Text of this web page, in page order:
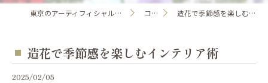
東京のアーティフィシャルフラワーならfullr コラム 造花で季節感を楽しむインテリア術
造花で季節感を楽しむインテリア術
2025/02/05